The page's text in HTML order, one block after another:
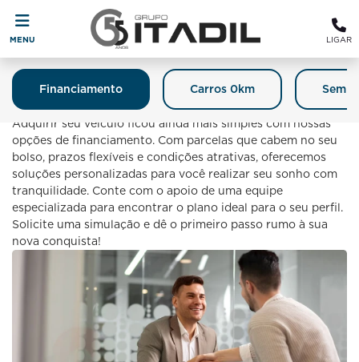
MENU LIGAR
Carros 0km
Financiamento
Financiamento
Adquirir seu veículo ficou ainda mais simples com nossas
opções de financiamento. Com parcelas que cabem no seu
bolso, prazos flexíveis e condições atrativas, oferecemos
soluções personalizadas para você realizar seu sonho com
tranquilidade. Conte com o apoio de uma equipe
especializada para encontrar o plano ideal para o seu perfil.
Solicite uma simulação e dê o primeiro passo rumo à sua
nova conquista!